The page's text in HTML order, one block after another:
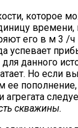
которое
его в м 3 /ч
успевает
для данного
Но если
пополнение,
скважины.